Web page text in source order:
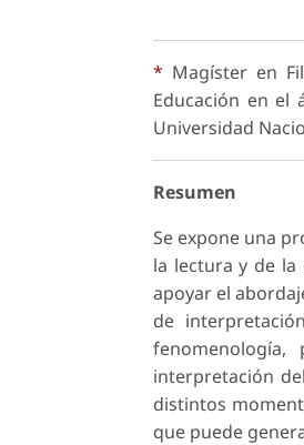
* Magíster en
Educación en el
Universidad
Resumen
Se expone una
la lectura y de
apoyar el
de
interpretación
distintos
que puede